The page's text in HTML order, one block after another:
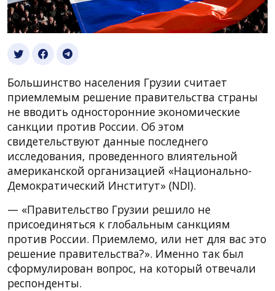
Большинство населения Грузии считает
приемлемым решение правительства страны
не вводить односторонние экономические
санкции против России. Об этом
свидетельствуют данные последнего
исследования, проведенного влиятельной
американской организацией «Национально-
Демократический Институт» (NDI).
— «Правительство Грузии решило не
присоединяться к глобальным санкциям
против России. Приемлемо, или нет для вас это
решение правительства?». Именно так был
сформулирован вопрос, на который отвечали
респонденты.